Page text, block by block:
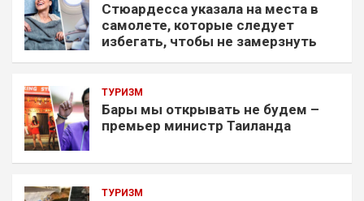
Стюардесса указала на места в
самолете, которые следует
избегать, чтобы не замерзнуть
ТУРИЗМ
Бары мы открывать не будем –
премьер министр Таиланда
ТУРИЗМ